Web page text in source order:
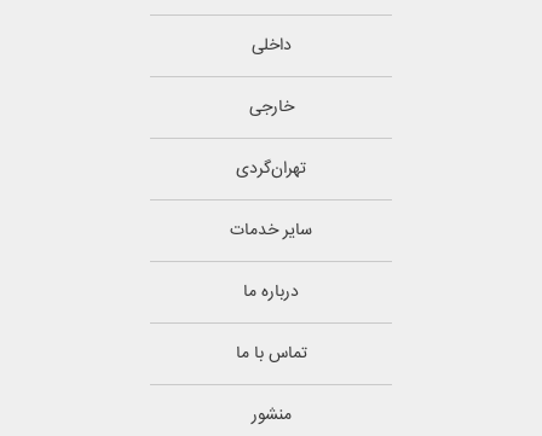
داخلی
خارجی
تهران‌گردی
سایر خدمات
درباره ما
تماس با ما
منشور